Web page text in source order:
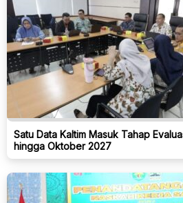
Satu Data Kaltim Masuk Tahap
hingga Oktober 2027